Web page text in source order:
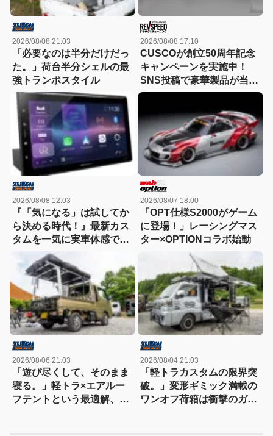
2026/08/08 21:03
「必要なのは半分だけだっ
た。」荷台半分シェルの最
強トランポスタイル
2026/08/08 17:10
CUSCOが創立50周年記念
キャンペーンを実施中！
SNS投稿で豪華製品が当た
る『CUSCOと走った記
2026/08/08 12:03
『「気になる」は試してか
ら決める時代！』最新カス
タムを一気に実車体感でき
る【BLITZ×carrozzeria】
9/5（土）・6（日）in A
PIT京都
2026/08/07 18:00
「OPT仕様S2000がゲーム
に登場！」レーシングマス
ター×OPTIONコラボ始動
2026/08/06 21:03
「遊び尽くして、そのまま
寝る。」軽トラ×エアルー
フテントという最適解、見
2026/08/04 21:03
「軽トラカスタムの限界突
破。」変形ギミック満載の
ワンオフ荷箱は衝撃のガル